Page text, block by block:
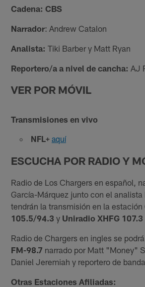
Cadena: CBS
Narrador: Andrew Catalon
Analista: Tiki Barber y Matt Ryan
Reportero/a a nivel de cancha: AJ
VER POR MÓVIL
Transmisiones en vivo
NFL+ aquí
ESCUCHA POR RADIO Y
Radio de Los Chargers en español,
García-Márquez junto con el analista
tendrán la transmisión en la estación
105.5/94.3 y Uniradio XHFG 107.3
Radio de Chargers en ingles se
FM-98.7 narrado por Matt "Money"
Daniel Jeremiah y reportero de
Otras Estaciones Afiliadas: